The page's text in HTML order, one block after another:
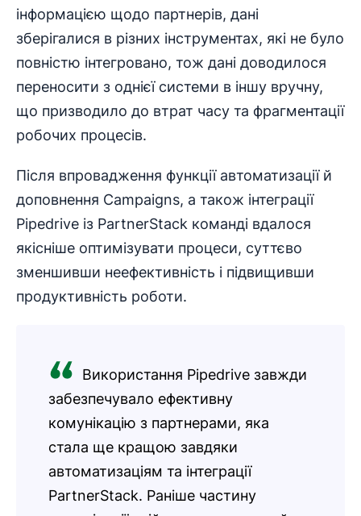
інформацією щодо партнерів, дані
зберігалися в різних інструментах, які не було
повністю інтегровано, тож дані доводилося
переносити з однієї системи в іншу вручну,
що призводило до втрат часу та фрагментації
робочих процесів.
Після впровадження функції автоматизації й
доповнення Campaigns, а також інтеграції
Pipedrive із PartnerStack команді вдалося
якісніше оптимізувати процеси, суттєво
зменшивши неефективність і підвищивши
продуктивність роботи.
Використання Pipedrive завжди
забезпечувало ефективну
комунікацію з партнерами, яка
стала ще кращою завдяки
автоматизаціям та інтеграції
PartnerStack. Раніше частину